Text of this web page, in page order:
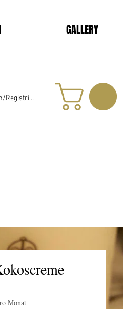
GALLERY
Registrieren
Monat